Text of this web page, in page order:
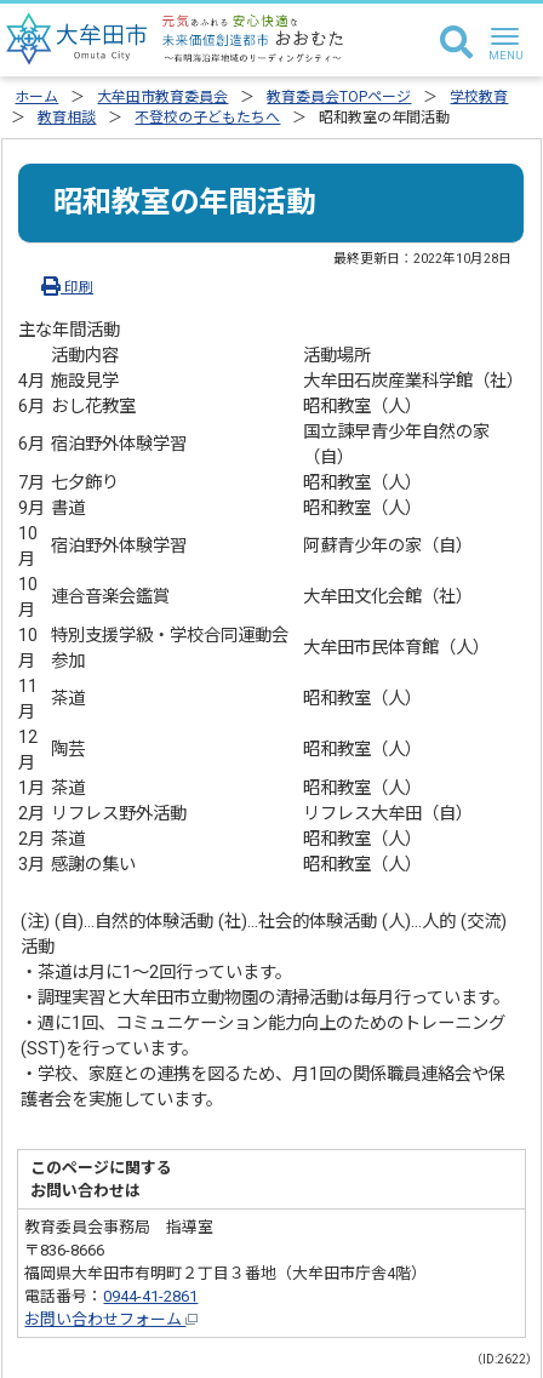
ホーム 大牟田市教育委員会 教育委員会TOPページ
学校教育
教育相談
不登校の子どもたちへ 昭和教室の年間活動
昭和教室の年間活動
最終更新日：2022年10月28日
印刷
主な年間活動
活動内容
活動場所
4月 施設見学
大牟田石炭産業科学館（社）
6月 おし花教室
昭和教室（人）
6月 宿泊野外体験学習
国立諫早青少年自然の家
（自）
7月 七夕飾り
昭和教室（人）
9月 書道
昭和教室（人）
10
月
宿泊野外体験学習
阿蘇青少年の家（自）
10
月
連合音楽会鑑賞
大牟田文化会館（社）
10
月
特別支援学級・学校合同運動会
参加
大牟田市民体育館（人）
11
月
茶道
昭和教室（人）
12
月
陶芸
昭和教室（人）
1月 茶道
昭和教室（人）
2月
リフレス野外活動
リフレス大牟田（自）
2月 茶道
昭和教室（人）
3月 感謝の集い 昭和教室（人）
(注) (自)…自然的体験活動 (社)…社会的体験活動 (人)…人的 (交流)
活動
・茶道は月に1〜2回行っています。
・調理実習と大牟田市立動物園の清掃活動は毎月行っています。
・週に1回、コミュニケーション能力向上のためのトレーニング
(SST)を行っています。
・学校、家庭との連携を図るため、月1回の関係職員連絡会や保
護者会を実施しています。
このページに関する
お問い合わせは
教育委員会事務局 指導室
〒836-8666
福岡県大牟田市有明町２丁目３番地（大牟田市庁舎4階）
電話番号：0944-41-2861
お問い合わせフォーム
（ID:2622）